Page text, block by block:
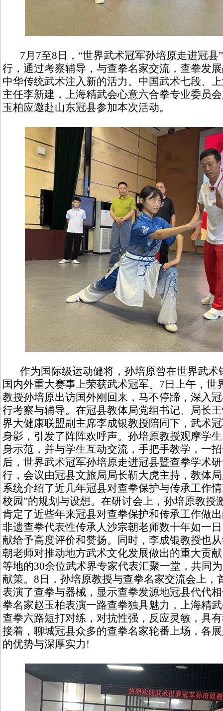
7月7至8日，“世界武术冠军孙培原走进冠县
行，通过考察辅导，与查拳名家交流，查拳发
中华传统武术注入新的活力。中国武术七段、
主任李新建，上海精武会心意六合拳专业委员
玉柏应邀赴山东冠县参加本次活动。
作为国际级运动健将，孙培原曾在世界武术
国内外重大赛事上荣获武术冠军。7日上午，世
教授孙培原出访国外刚回来，马不停蹄，深入
行考察与辅导。在冠县教体局党组书记、局长
界大健康联盟副主席李成银教授陪同下，武术
身影，引发了阵阵欢呼声。孙培原教授观摩学
身示范，并与学生互动交流，手把手教学，一
后，世界武术冠军孙培原走进冠县暨查拳学术
行，会议由冠县文旅局局长靳大虎主持，教体
系统介绍了近几年冠县对查拳保护与传承工作
校园”的规划与设想。在研讨会上，孙培原教授
肯定了近些年来冠县对查拳保护和传承工作做
非遗查拳代表性传承人沙宗朝老师数十年如一
献给予高度评价和赞扬。同时，李成银教授也
朝老师对推动地方武术文化发展做出的重大贡
等地的30余位武术界专家代表汇聚一堂，共同
献策。8日，孙培原教授与查拳名家交流会上，
表演了查拳与器械，显示查拳发源地冠县代代
拳名家赵玉柏表演一路查拳独具魅力，上海精
查拳六路短打对练，对抗性强，反应灵敏，具
接着，聊城冠县众多的查拳名家轮番上场，各
的优势与深厚实力!